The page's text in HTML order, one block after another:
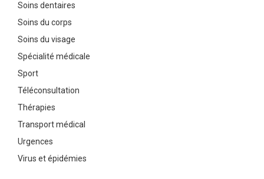
Soins dentaires
Soins du corps
Soins du visage
Spécialité médicale
Sport
Téléconsultation
Thérapies
Transport médical
Urgences
Virus et épidémies